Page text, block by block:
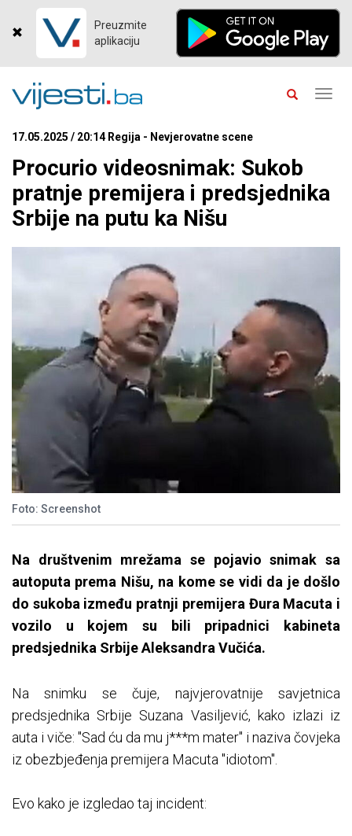
Preuzmite
aplikaciju
17.05.2025 / 20:14 Regija - Nevjerovatne scene
Procurio videosnimak: Sukob
pratnje premijera i predsjednika
Srbije na putu ka Nišu
Foto: Screenshot
Na društvenim mrežama se pojavio snimak sa
autoputa prema Nišu, na kome se vidi da je došlo
do sukoba između pratnji premijera Đura Macuta i
vozilo u kojem su bili pripadnici kabineta
predsjednika Srbije Aleksandra Vučića.
Na snimku se čuje, najvjerovatnije savjetnica
predsjednika Srbije Suzana Vasiljević, kako izlazi iz
auta i viče: "Sad ću da mu j***m mater" i naziva čovjeka
iz obezbjeđenja premijera Macuta "idiotom".
Evo kako je izgledao taj incident: